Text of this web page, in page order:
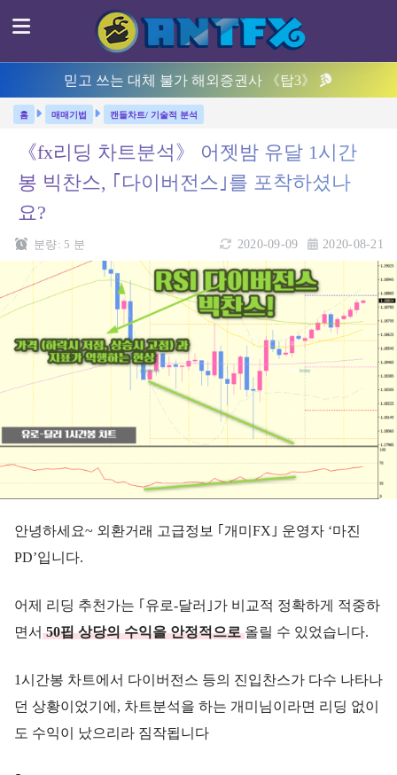
믿고 쓰는 대체 불가 해외증권사 《탑3》
매매기법 캔들차트/ 기술적 분석
《fx리딩 차트분석》 어젯밤 유달 1시간
봉 빅찬스, ｢다이버전스｣를 포착하셨나
요?
2020-08-21
2020-09-09
분량: 5 분
안녕하세요~ 외환거래 고급정보 ｢개미FX｣ 운영자 ‘마진
PD’입니다.
어제 리딩 추천가는 ｢유로-달러｣가 비교적 정확하게 적중하
면서50핍 상당의 수익을 안정적으로올릴 수 있었습니다.
1시간봉 차트에서 다이버전스 등의 진입찬스가 다수 나타나
던 상황이었기에, 차트분석을 하는 개미님이라면 리딩 없이
도 수익이 났으리라 짐작됩니다